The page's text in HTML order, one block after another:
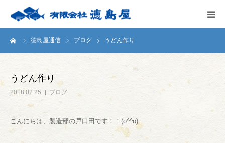
徳島屋通信 ブログ うどん作り
うどん作り
2018.02.25 ブログ
こんにちは、製造部の戸口田です！！(o^^o)
HOME